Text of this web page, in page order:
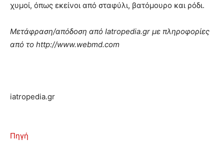
χυμοί, όπως εκείνοι από σταφύλι, βατόμουρο και ρόδι.
Μετάφραση/απόδοση από Iatropedia.gr με πληροφορίες
από το http://www.webmd.com
iatropedia.gr
Πηγή